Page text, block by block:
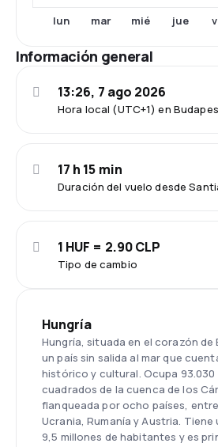
lun mar mié jue
Información general
Hora local (UTC+1) en
13:26, 7 ago 2026
Duración del vuelo desde
17 h 15 min
Tipo de cambio
1 HUF = 2.90 CLP
Hungría
Hungría, situada en el corazón de
un país sin salida al mar que
histórico y cultural. Ocupa
cuadrados de la cuenca de los
flanqueada por ocho países,
Ucrania, Rumanía y Austria.
9,5 millones de habitantes y es